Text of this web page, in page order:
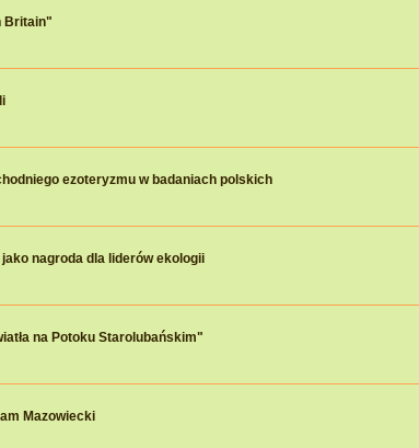
Britain"
ezoteryzmu w badaniach polskich
nagroda dla liderów ekologii
na Potoku Starolubańskim"
Mazowiecki